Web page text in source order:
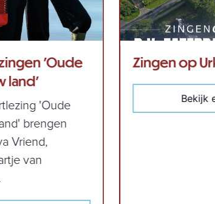
Zingen op Urk